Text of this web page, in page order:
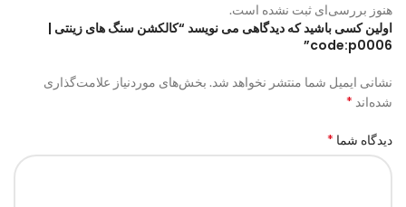
هنوز بررسی‌ای ثبت نشده است.
اولین کسی باشید که دیدگاهی می نویسد “کالکشن سنگ های زینتی |
code:p0006”
نشانی ایمیل شما منتشر نخواهد شد. بخش‌های موردنیاز علامت‌گذاری
شده‌اند *
دیدگاه شما *